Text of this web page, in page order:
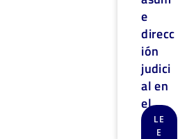
e
direcc
ión
judici
al en
el
Quind
LE
E